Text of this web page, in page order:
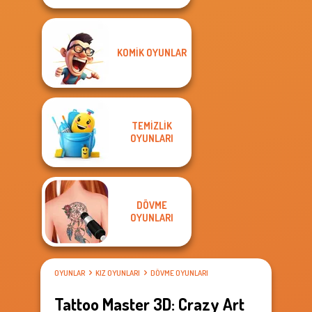
KOMIK OYUNLAR
TEMIZLIK
OYUNLARI
DÖVME
OYUNLARI
OYUNLAR KIZ OYUNLARI DÖVME OYUNLARI
Tattoo Master 3D: Crazy Art